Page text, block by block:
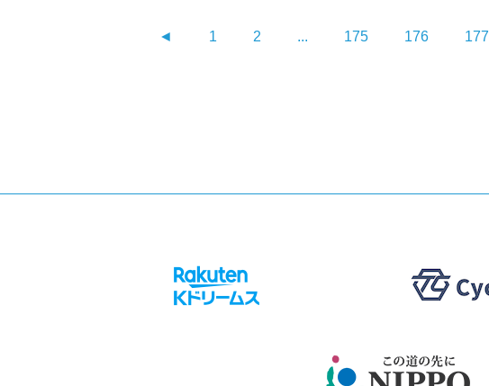
◄ 1 2 ... 175 176 177